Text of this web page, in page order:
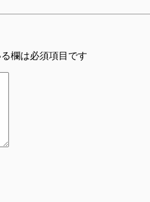
欄は必須項目です